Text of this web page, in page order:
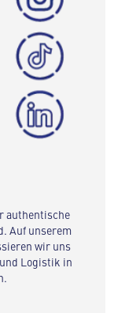
authentische
Auf unserem
wir uns
Logistik in